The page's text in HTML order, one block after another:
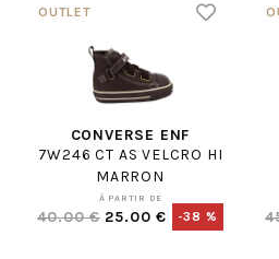
CONVERSE ENF
7W246 CT AS VELCRO HI
MARRON
À PARTIR DE
40.00 € 25.00 € -38 %